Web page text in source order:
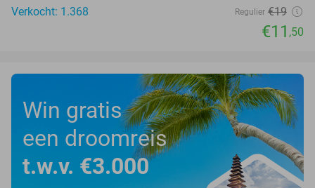
Verkocht: 1.368
Regulier €19
€11 ,50
Win gratis
een droomreis
t.w.v. €3.000